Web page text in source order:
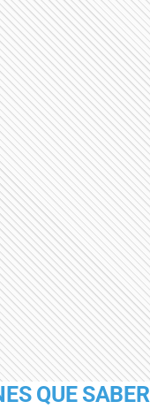
QUE SABER